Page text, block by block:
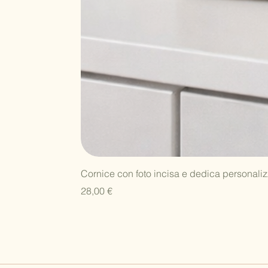
Cornice con foto incisa e dedica
Prezzo
28,00 €